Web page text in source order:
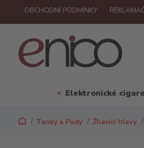
OBCHODNÍ PODMÍNKY
Elektronické
Tanky a Pody Žhavící hlavy